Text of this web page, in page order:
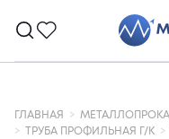
ГЛАВНАЯ
ТРУБА ПРОФИЛЬНАЯ Г/К